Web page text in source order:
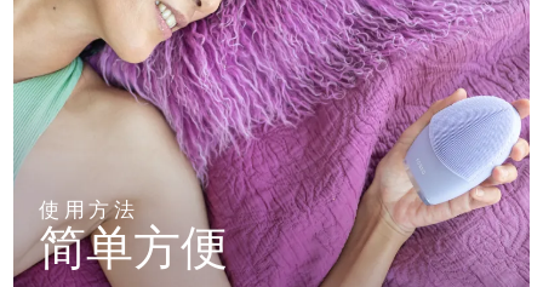
使用方法
简单方便